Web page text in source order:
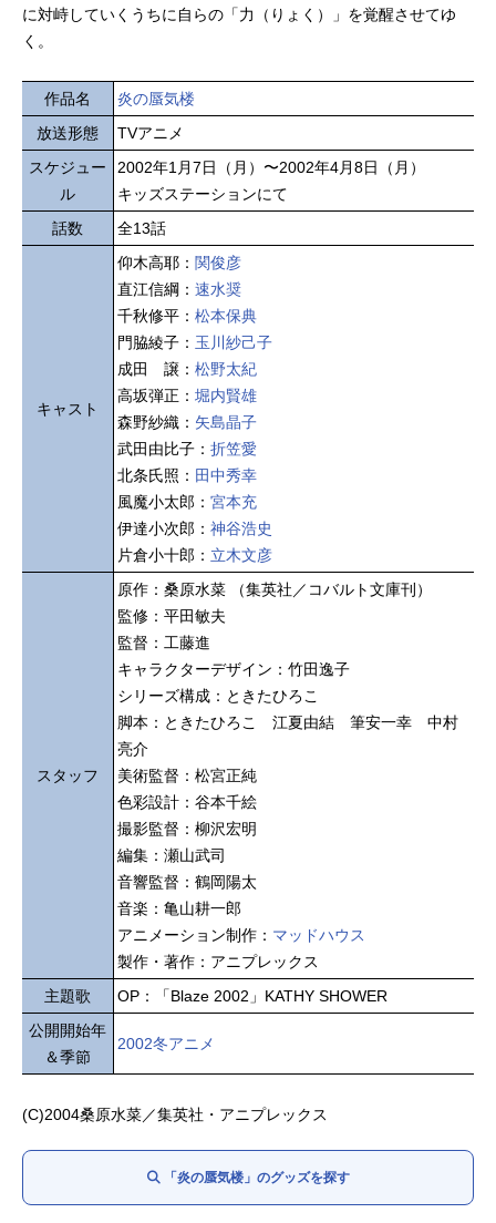
に対峙していくうちに自らの「力（りょく）」を覚醒させてゆ
く。
作品名
炎の蜃気楼
放送形態
TVアニメ
スケジュー
ル
2002年1月7日（月）〜2002年4月8日（月）
キッズステーションにて
話数
全13話
キャスト
仰木高耶： 関俊彦
直江信綱： 速水奨
千秋修平： 松本保典
門脇綾子： 玉川紗己子
成田 譲： 松野太紀
高坂弾正： 堀内賢雄
森野紗織： 矢島晶子
武田由比子： 折笠愛
北条氏照： 田中秀幸
風魔小太郎： 宮本充
伊達小次郎： 神谷浩史
片倉小十郎： 立木文彦
スタッフ
原作：桑原水菜 （集英社／コバルト文庫刊）
監修：平田敏夫
監督：工藤進
キャラクターデザイン：竹田逸子
シリーズ構成：ときたひろこ
脚本：ときたひろこ 江夏由結 筆安一幸 中村
亮介
美術監督：松宮正純
色彩設計：谷本千絵
撮影監督：柳沢宏明
編集：瀬山武司
音響監督：鶴岡陽太
音楽：亀山耕一郎
アニメーション制作： マッドハウス
製作・著作：アニプレックス
主題歌
OP：「Blaze 2002」KATHY SHOWER
公開開始年
＆季節
2002冬アニメ
(C)2004桑原水菜／集英社・アニプレックス
「炎の蜃気楼」のグッズを探す